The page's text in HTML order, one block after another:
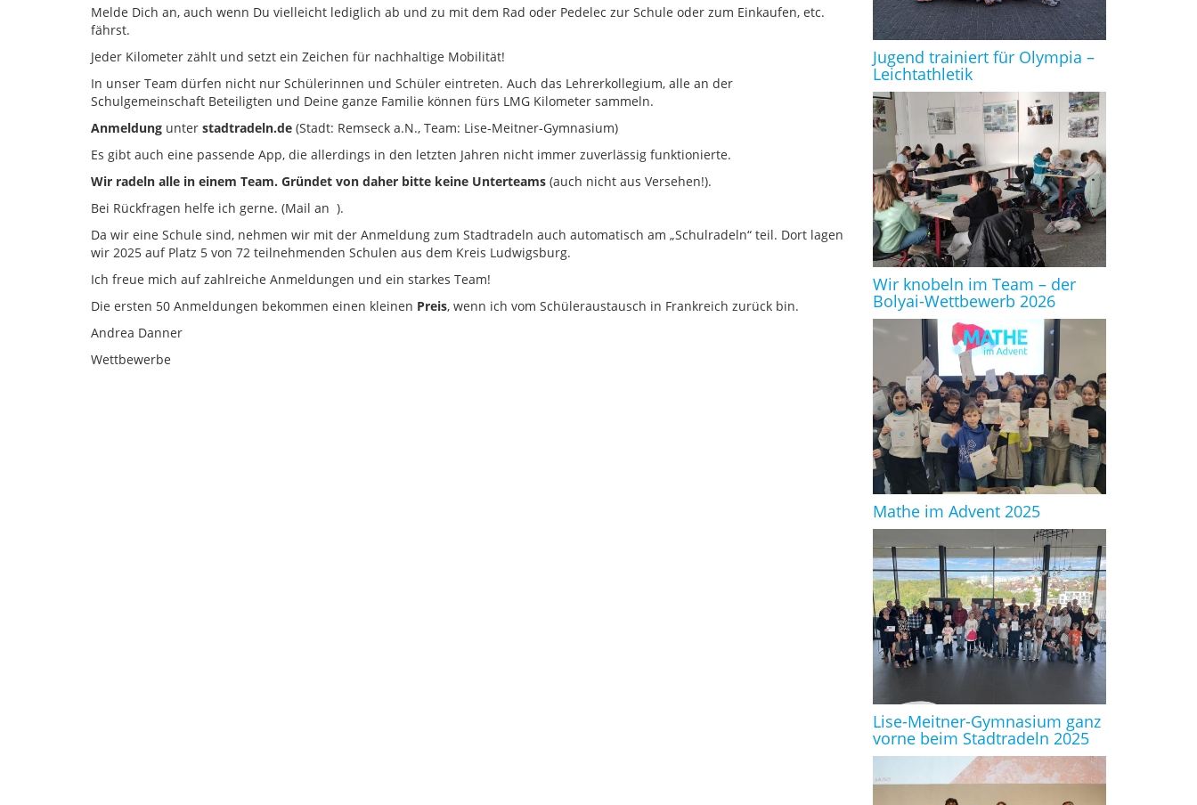
Melde Dich an, auch wenn Du vielleicht lediglich ab und zu mit dem Rad oder Pedelec zur Schule oder zum Einkaufen, etc.
fährst.
Jeder Kilometer zählt und setzt ein Zeichen für nachhaltige Mobilität!
In unser Team dürfen nicht nur Schülerinnen und Schüler eintreten. Auch das Lehrerkollegium, alle an der
Schulgemeinschaft Beteiligten und Deine ganze Familie können fürs LMG Kilometer sammeln.
Anmeldung unter stadtradeln.de (Stadt: Remseck a.N., Team: Lise-Meitner-Gymnasium)
Es gibt auch eine passende App, die allerdings in den letzten Jahren nicht immer zuverlässig funktionierte.
Wir radeln alle in einem Team. Gründet von daher bitte keine Unterteams (auch nicht aus Versehen!).
Bei Rückfragen helfe ich gerne. (Mail an ).
Da wir eine Schule sind, nehmen wir mit der Anmeldung zum Stadtradeln auch automatisch am „Schulradeln“ teil. Dort lagen
wir 2025 auf Platz 5 von 72 teilnehmenden Schulen aus dem Kreis Ludwigsburg.
Ich freue mich auf zahlreiche Anmeldungen und ein starkes Team!
Die ersten 50 Anmeldungen bekommen einen kleinen Preis, wenn ich vom Schüleraustausch in Frankreich zurück bin.
Andrea Danner
Wettbewerbe
Jugend trainiert für Olympia –
Leichtathletik
Wir knobeln im Team – der
Bolyai-Wettbewerb 2026
Mathe im Advent 2025
Lise-Meitner-Gymnasium ganz
vorne beim Stadtradeln 2025